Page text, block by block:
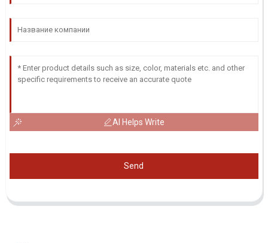
AI Helps Write
Send